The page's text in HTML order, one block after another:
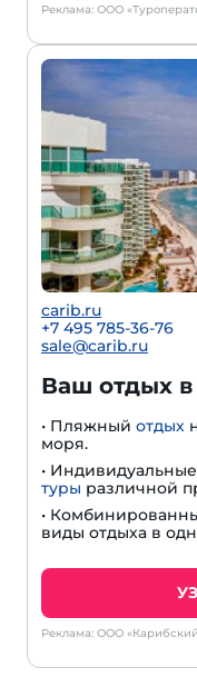
Реклама: ООО
carib.ru
+7 495 785-36-76
sale@carib.ru
Ваш отдых
• Пляжный отдых
моря.
•
туры различной
•
виды отдыха в
Реклама: ООО